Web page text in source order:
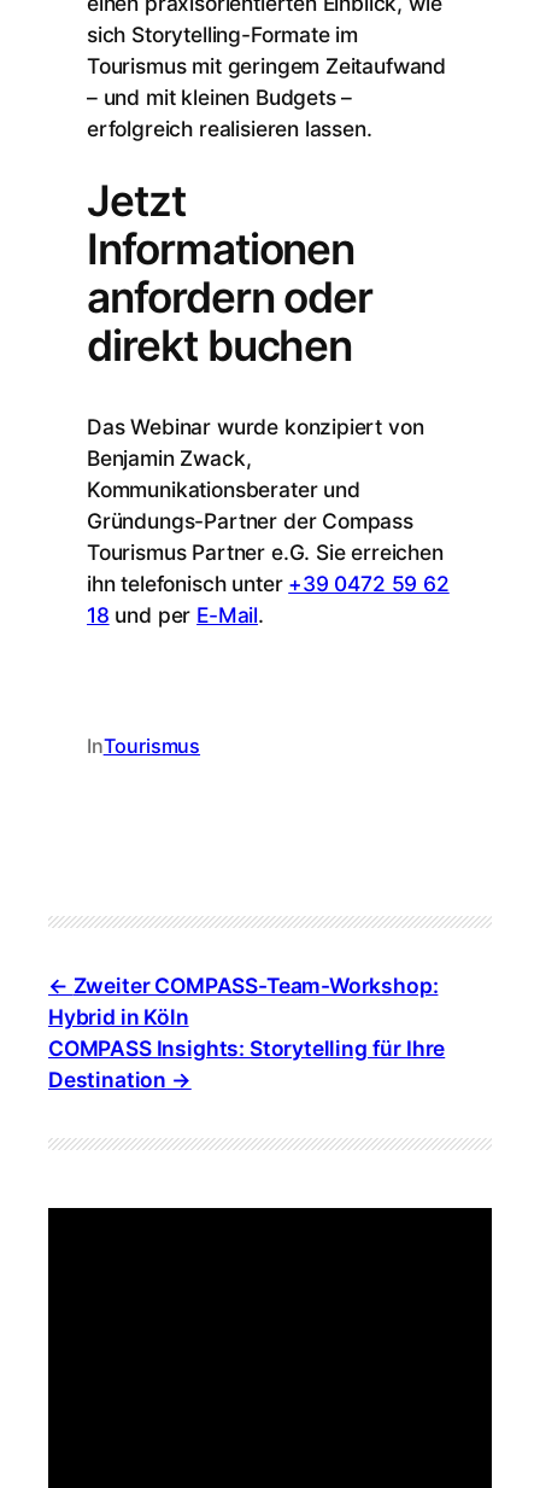
sich Storytelling-Formate im
Tourismus mit geringem Zeitaufwand
– und mit kleinen Budgets –
erfolgreich realisieren lassen.
Jetzt
Informationen
anfordern oder
direkt buchen
Das Webinar wurde konzipiert von
Benjamin Zwack,
Kommunikationsberater und
Gründungs-Partner der Compass
Tourismus Partner e.G. Sie erreichen
ihn telefonisch unter +39 0472 59 62
18 und per E-Mail.
InTourismus
Zweiter COMPASS-Team-Workshop:
Hybrid in Köln
COMPASS Insights: Storytelling für Ihre
Destination